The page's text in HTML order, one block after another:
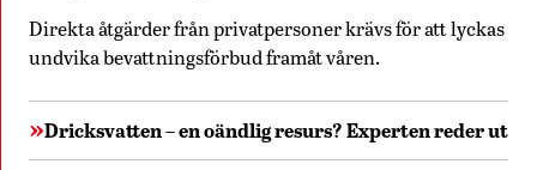
Direkta åtgärder från privatpersoner krävs för att lyckas
undvika bevattningsförbud framåt våren.
Dricksvatten – en oändlig resurs? Experten reder ut